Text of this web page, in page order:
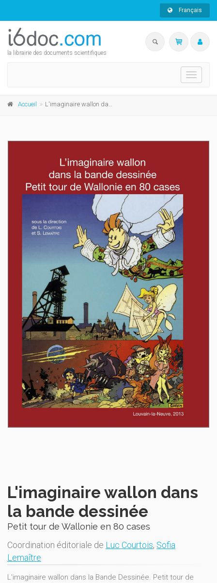
Français
la librairie des documents scientifiques
Toggle
Accueil L'imaginaire wallon dans la bande dessinée
L'imaginaire wallon dans
la bande dessinée
Petit tour de Wallonie en 80 cases
Coordination éditoriale de Luc Courtois, Sofia
Lemaître
L'imaginaire wallon dans la Bande Dessinée. Petit tour de